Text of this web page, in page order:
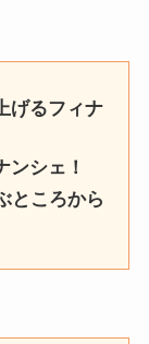
げるフィナ
ンシェ！
ところから